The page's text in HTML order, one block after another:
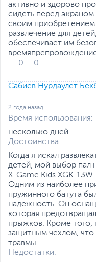
активно и здорово
сидеть перед
своим
развлечение для
обеспечивает им
0
0
Сабиев Нурдаулет
2 года назад
Время использования:
несколько дней
Достоинства:
Когда я искал
детей, мой выбор пал
X-Game Kids XGK-13W.
Одним из наиболее
пружинного батута
надежность. Он
которая
прыжков. Кроме того,
защитным чехлом, что
травмы.
Недостатки: